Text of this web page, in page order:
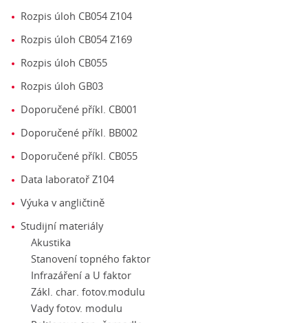
Rozpis úloh CB054 Z104
Rozpis úloh CB054 Z169
Rozpis úloh CB055
Rozpis úloh GB03
Doporučené příkl. CB001
Doporučené příkl. BB002
Doporučené příkl. CB055
Data laboratoř Z104
Výuka v angličtině
Studijní materiály
Akustika
Stanovení topného faktor
Infrazáření a U faktor
Zákl. char. fotov.modulu
Vady fotov. modulu